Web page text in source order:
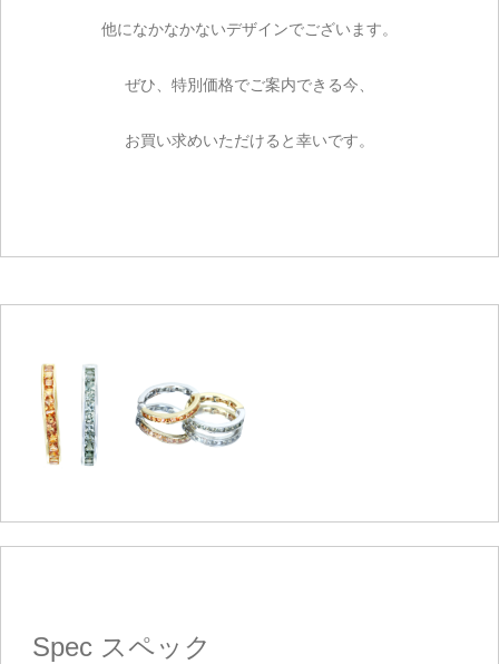
他になかなかないデザインでございます。
ぜひ、特別価格でご案内できる今、
お買い求めいただけると幸いです。
Spec スペック
ご注文手続き
カートを見る
お買い物を続ける